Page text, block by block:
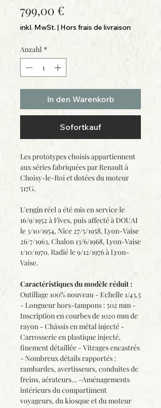
799,00 €
inkl. MwSt. | Hors frais de livraison
Anzahl *
In den Warenkorb
Sofortkauf
Les prototypes choisis appartiennent
aux séries fabriquées par Renault à
Choisy-le-Roi et dotées du moteur
517G.
L'engin réel a été mis en service le
16/9/1952 à Fives, puis affecté à DOUAI
le 3/10/1954, Nice 27/5/1958, Lyon-Vaise
26/7/1963, Chalon 13/6/1968, Lyon-Vaise
1/10/1970. Radié le 9/12/1976 à Lyon-
Vaise.
Caractéristiques du modèle réduit :
Outillage 100% nouveau - Echelle 1/43,5
- Longueur hors-tampons : 502 mm -
Inscription en courbes de 1020 mm de
rayon - Châssis en métal injecté -
Carrosserie en plastique injecté,
finement détaillée - Vitrages encastrés
- Nombreux détails rapportés :
rambardes, avertisseurs, conduites de
freins, aérateurs… -Aménagements
intérieurs du compartiment
voyageurs, du kiosque et du moteur